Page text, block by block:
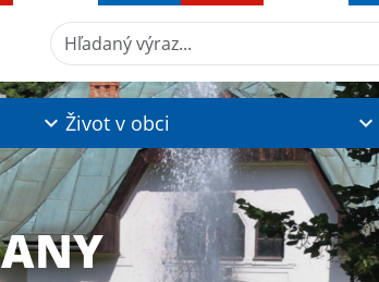
Hľadaný výraz...
Život v obci